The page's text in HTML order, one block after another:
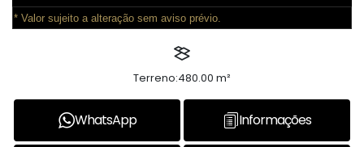
* Valor sujeito a alteração sem aviso prévio.
Terreno:480.00 m²
WhatsApp Informações